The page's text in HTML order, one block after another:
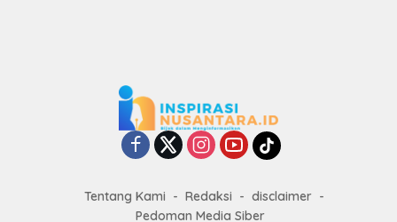
Tentang Kami Redaksi
disclaimer
Pedoman Media Siber